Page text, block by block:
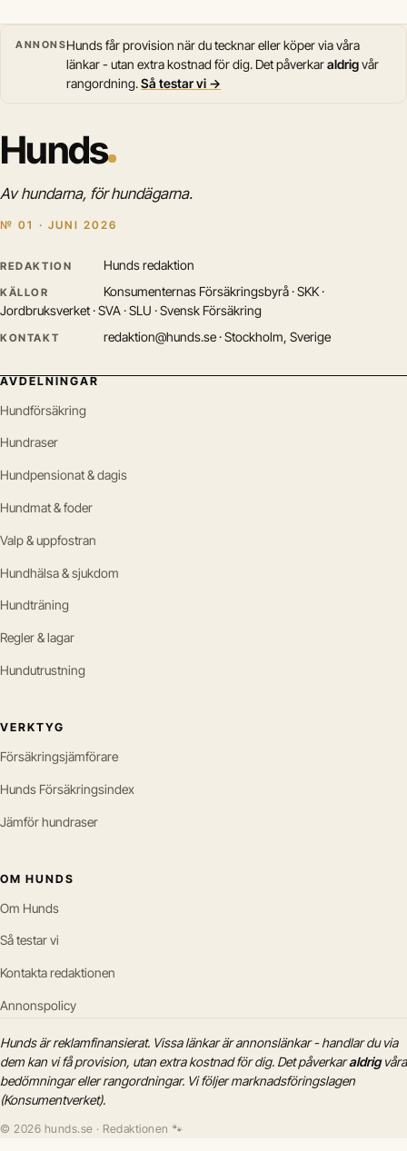
ANNONSHunds får provision när du tecknar eller köper via våra
länkar - utan extra kostnad för dig. Det påverkaraldrigvår
rangordning.Så testar vi →
Hunds
Av hundarna, för hundägarna.
№ 01 · JUNI 2026
REDAKTION Hunds redaktion
KÄLLOR
Konsumenternas Försäkringsbyrå · SKK ·
Jordbruksverket · SVA · SLU · Svensk Försäkring
KONTAKT redaktion@hunds.se · Stockholm, Sverige
AVDELNINGAR
Hundförsäkring
Hundraser
Hundpensionat & dagis
Hundmat & foder
Valp & uppfostran
Hundhälsa & sjukdom
Hundträning
Regler & lagar
Hundutrustning
VERKTYG
Försäkringsjämförare
Hunds Försäkringsindex
Jämför hundraser
OM HUNDS
Om Hunds
Så testar vi
Kontakta redaktionen
Annonspolicy
Hunds är reklamfinansierat. Vissa länkar är annonslänkar - handlar du via
dem kan vi få provision, utan extra kostnad för dig. Det påverkaraldrigvåra
bedömningar eller rangordningar. Vi följer marknadsföringslagen
(Konsumentverket).
© 2026 hunds.se · Redaktionen 🐾